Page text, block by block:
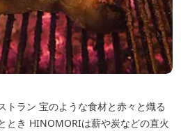
と赤々と熾る
どの直火